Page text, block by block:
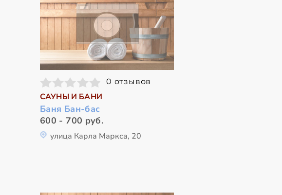
0 отзывов
САУНЫ И БАНИ
Баня Бан-бас
600 - 700 руб.
улица Карла Маркса, 20